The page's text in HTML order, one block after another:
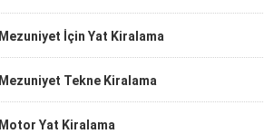
Mezuniyet İçin Yat Kiralama
Mezuniyet Tekne Kiralama
Motor Yat Kiralama